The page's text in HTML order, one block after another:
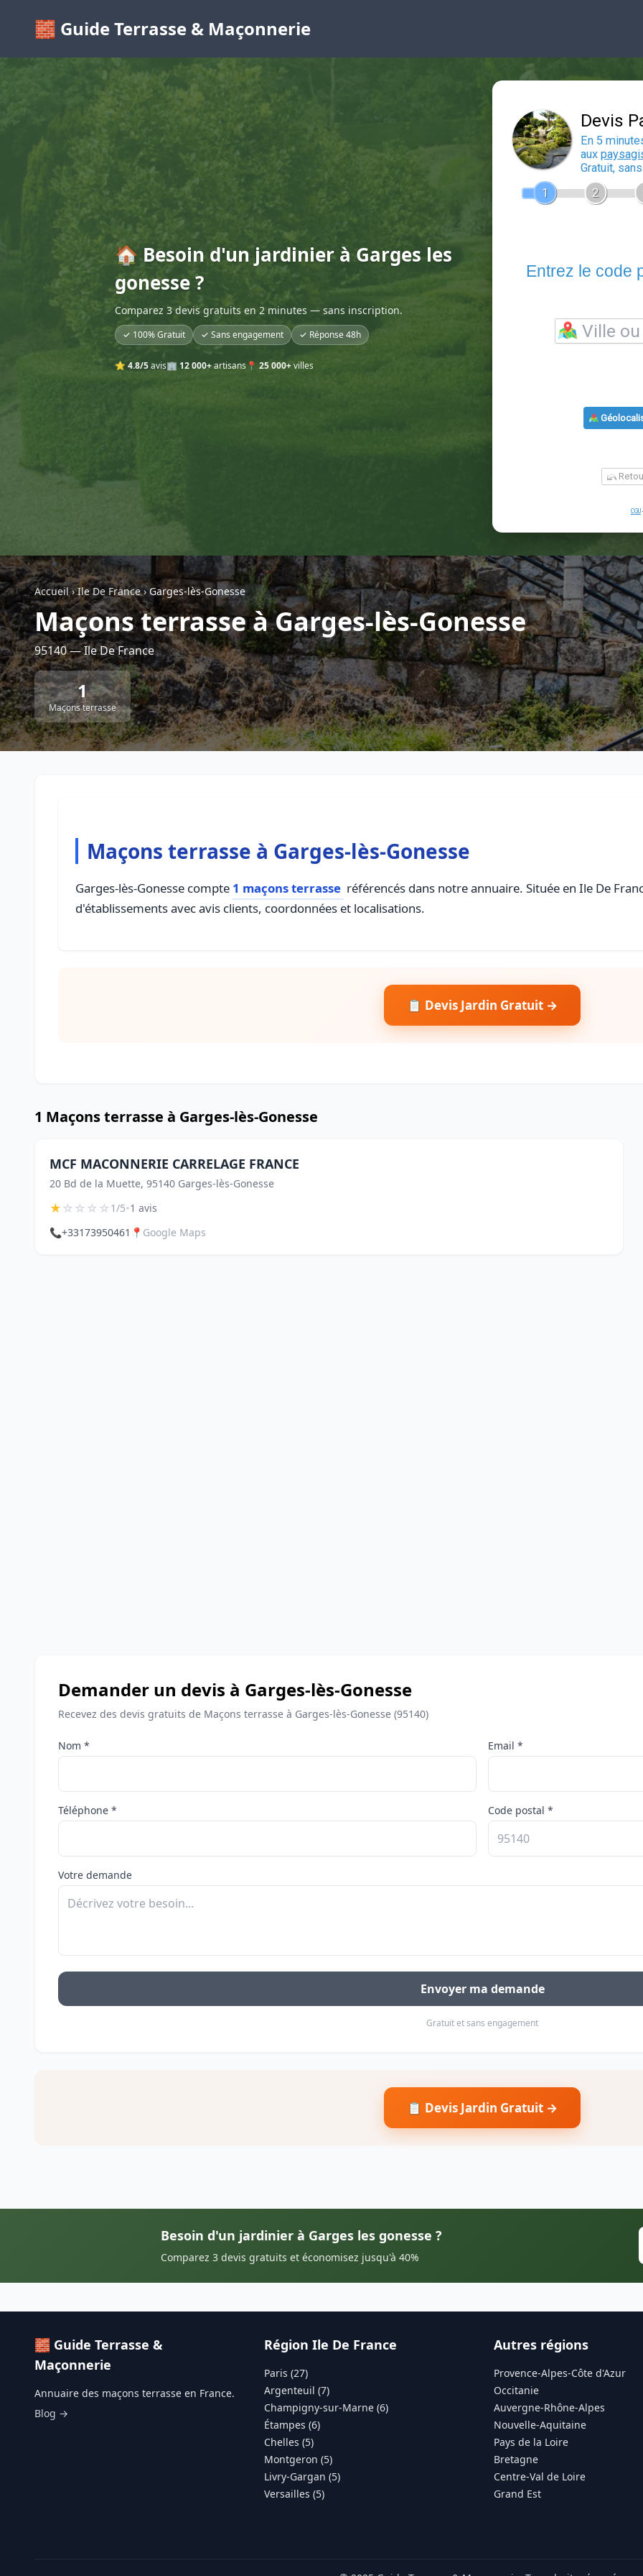
🧱 Guide Terrasse & Maçonnerie
🏠 Besoin d'un jardinier à Garges les
gonesse ?
Comparez 3 devis gratuits en 2 minutes — sans inscription.
✓ 100% Gratuit ✓ Sans engagement ✓ Réponse 48h
⭐ 4.8/5avis🏢 12 000+artisans 📍 25 000+villes
Accueil›Ile De France›Garges-lès-Gonesse
Maçons terrasse à Garges-lès-Gonesse
95140 — Ile De France
1
Maçons terrasse
Maçons terrasse à Garges-lès-Gonesse
Garges-lès-Gonesse compte 1 maçons terrasse référencés dans notre annuaire. Située en Ile De
d'établissements avec avis clients, coordonnées et localisations.
📋 Devis Jardin Gratuit →
1 Maçons terrasse à Garges-lès-Gonesse
MCF MACONNERIE CARRELAGE FRANCE
20 Bd de la Muette, 95140 Garges-lès-Gonesse
★☆☆☆☆1/5•1 avis
📞+33173950461 📍 Google Maps
Demander un devis à Garges-lès-Gonesse
Recevez des devis gratuits de Maçons terrasse à Garges-lès-Gonesse (95140)
Nom * Email *
Téléphone * Code postal *
Votre demande
Envoyer ma demande
Gratuit et sans engagement
📋 Devis Jardin Gratuit →
Besoin d'un jardinier à Garges les gonesse ?
Comparez 3 devis gratuits et économisez jusqu'à 40%
🧱 Guide Terrasse &
Maçonnerie
Annuaire des maçons terrasse en France.
Blog →
Région Ile De France
Paris (27)
Argenteuil (7)
Champigny-sur-Marne (6)
Étampes (6)
Chelles (5)
Montgeron (5)
Livry-Gargan (5)
Versailles (5)
Autres régions
Provence-Alpes-Côte d'Azur
Occitanie
Auvergne-Rhône-Alpes
Nouvelle-Aquitaine
Pays de la Loire
Bretagne
Centre-Val de Loire
Grand Est